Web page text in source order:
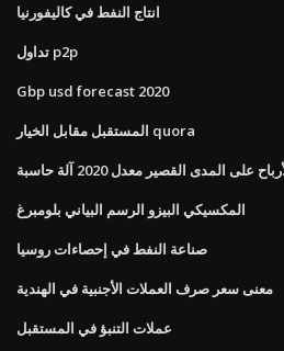
انتاج النفط في كاليفورنيا
تداول p2p
Gbp usd forecast 2020
المستقبل مقابل الخيار quora
على المدى القصير معدل 2020 آلة حاسبة
المكسيكي البيزو الرسم البياني بلومبرغ
صناعة النفط في إحصاءات روسيا
معنى سعر صرف العملات الأجنبية في الهندية
عملات التنبؤ في المستقبل